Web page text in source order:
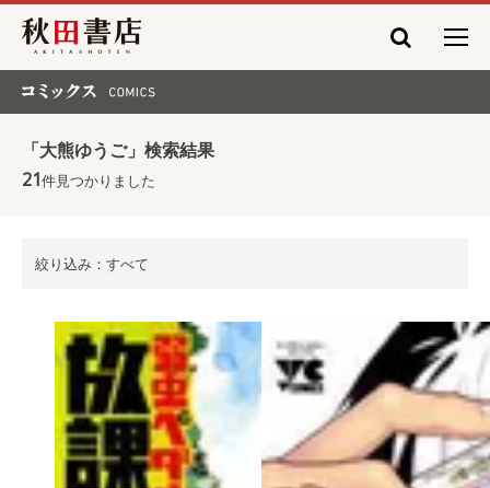
秋田書店
「大熊ゆうご」検索結果
21件見つかりました
絞り込み：すべて